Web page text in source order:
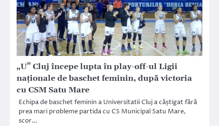
„U” Cluj începe lupta în play-off-ul Ligii
naționale de baschet feminin, după victoria
cu CSM Satu Mare
Echipa de baschet feminin a Universitatii Cluj a câștigat fără
prea mari probleme partida cu CS Municipal Satu Mare,
scor…